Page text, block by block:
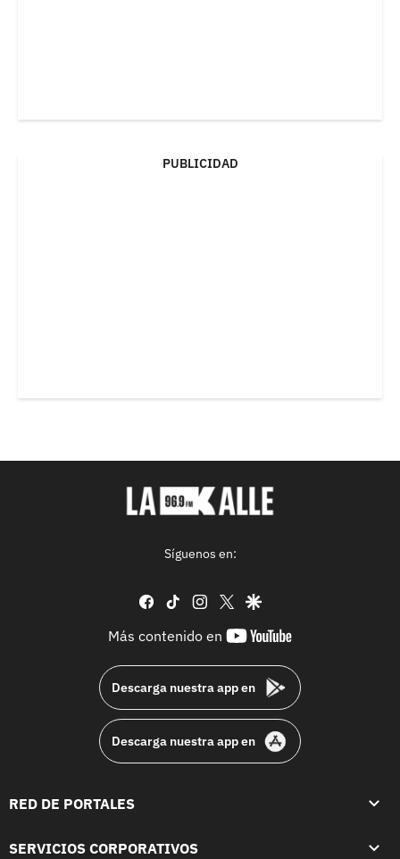
PUBLICIDAD
Síguenos en:
facebook
tiktok instagram
twittergoogle
Más contenido en
youtube-
Descarga nuestra app en
Descarga nuestra app en
RED DE PORTALES
SERVICIOS CORPORATIVOS